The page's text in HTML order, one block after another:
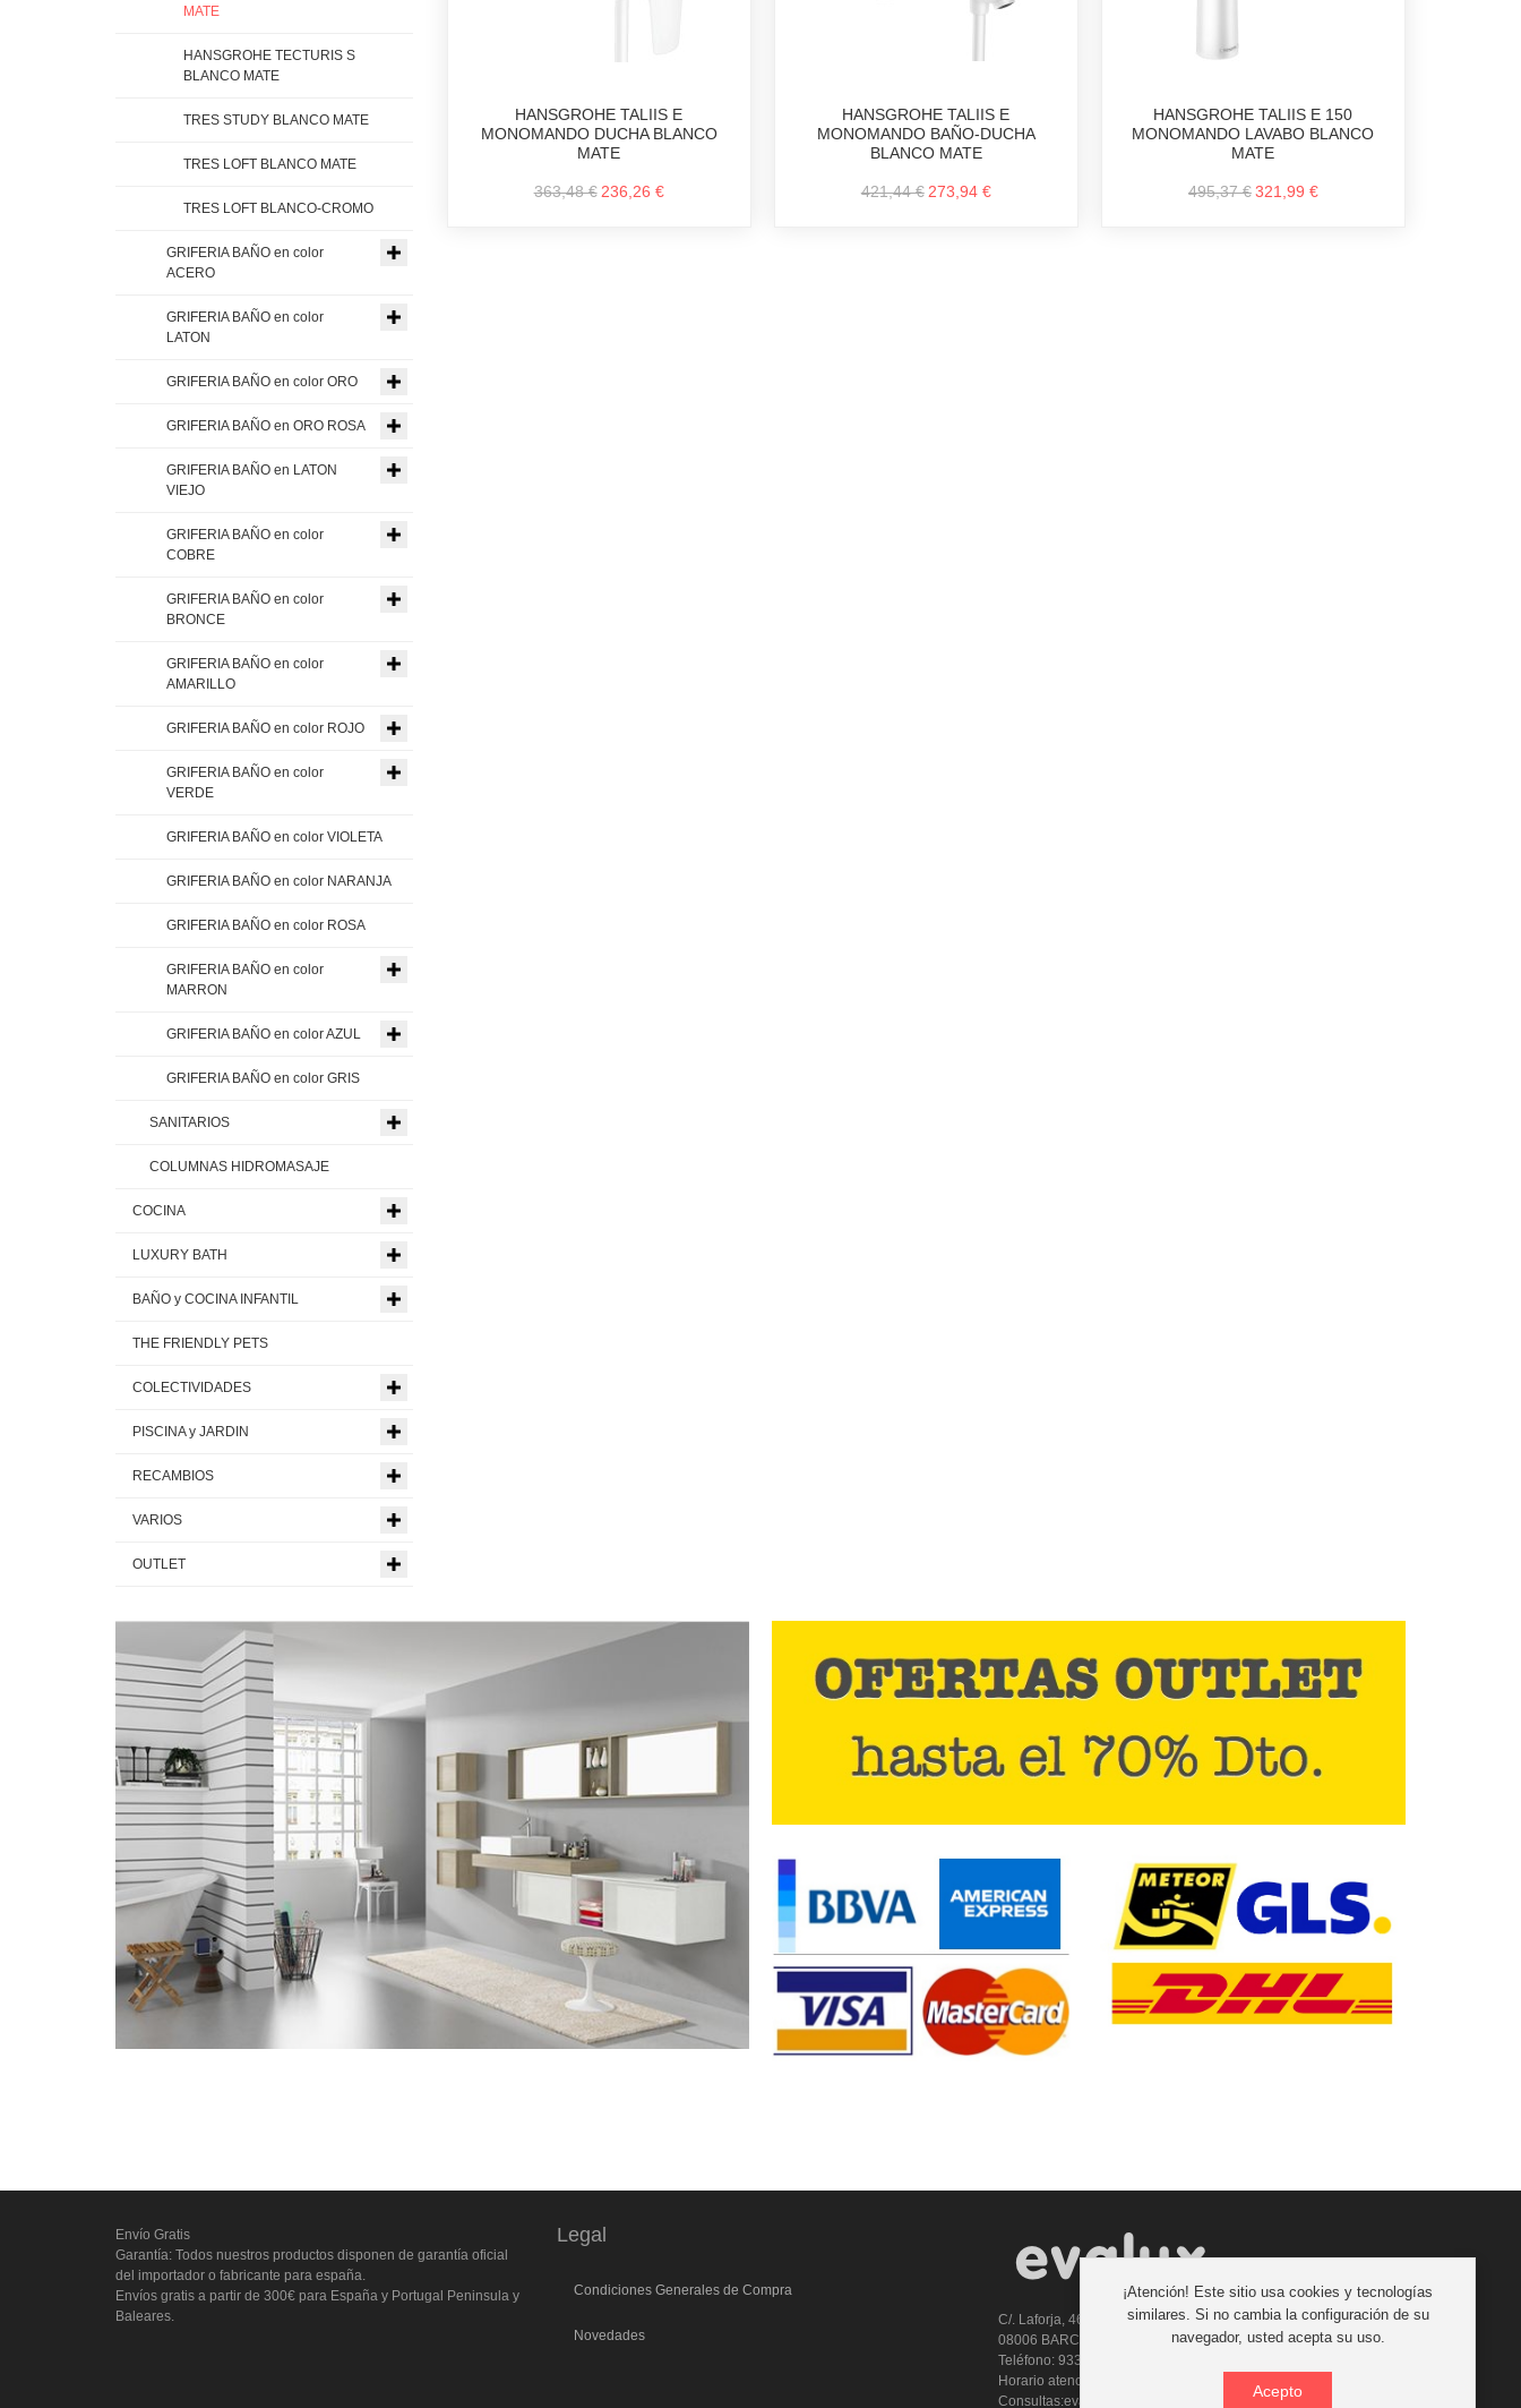
HANSGROHE TALIIS E
MONOMANDO DUCHA BLANCO
MATE
363,48 € 236,26 €
HANSGROHE TALIIS E
MONOMANDO BAÑO-DUCHA
BLANCO MATE
421,44 € 273,94 €
HANSGROHE TALIIS E 150
MONOMANDO LAVABO BLANCO
MATE
495,37 €321,99 €
MATE
HANSGROHE TECTURIS S
BLANCO MATE
TRES STUDY BLANCO MATE
TRES LOFT BLANCO MATE
TRES LOFT BLANCO-CROMO
GRIFERIA BAÑO en color
ACERO
GRIFERIA BAÑO en color
LATON
GRIFERIA BAÑO en color ORO
GRIFERIA BAÑO en ORO ROSA
GRIFERIA BAÑO en LATON
VIEJO
GRIFERIA BAÑO en color
COBRE
GRIFERIA BAÑO en color
BRONCE
GRIFERIA BAÑO en color
AMARILLO
GRIFERIA BAÑO en color ROJO
GRIFERIA BAÑO en color
VERDE
GRIFERIA BAÑO en color VIOLETA
GRIFERIA BAÑO en color NARANJA
GRIFERIA BAÑO en color ROSA
GRIFERIA BAÑO en color
MARRON
GRIFERIA BAÑO en color AZUL
GRIFERIA BAÑO en color GRIS
SANITARIOS
COLUMNAS HIDROMASAJE
COCINA
LUXURY BATH
BAÑO y COCINA INFANTIL
THE FRIENDLY PETS
COLECTIVIDADES
PISCINA y JARDIN
RECAMBIOS
VARIOS
OUTLET
Envío Gratis
Garantía: Todos nuestros productos disponen de garantía oficial
del importador o fabricante para españa.
Envíos gratis a partir de 300€ para España y Portugal Peninsula y
Baleares.
Legal
Condiciones Generales de Compra
Novedades
C/. Laforja, 46
08006 BARCELONA (ESPAÑA)
Teléfono: 933 210 593 - 619 711 900
Horario atencion telefonica: 9:00 a 14:00 Tardes con cita previa
Consultas:evalux@evalux.com
¡Atención! Este sitio usa cookies y tecnologías
similares. Si no cambia la configuración de su
navegador, usted acepta su uso.
Acepto